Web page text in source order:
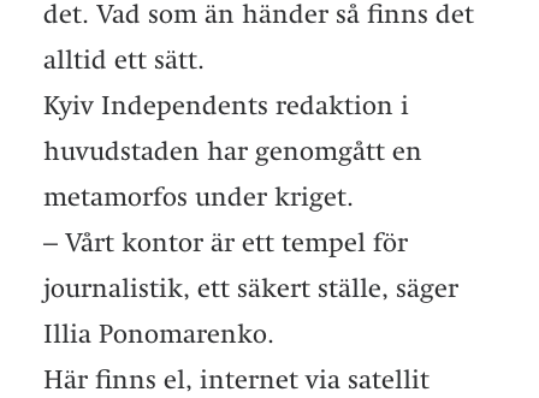
det. Vad som än händer så finns det
alltid ett sätt.
Kyiv Independents redaktion i
huvudstaden har genomgått en
metamorfos under kriget.
– Vårt kontor är ett tempel för
journalistik, ett säkert ställe, säger
Illia Ponomarenko.
Här finns el, internet via satellit